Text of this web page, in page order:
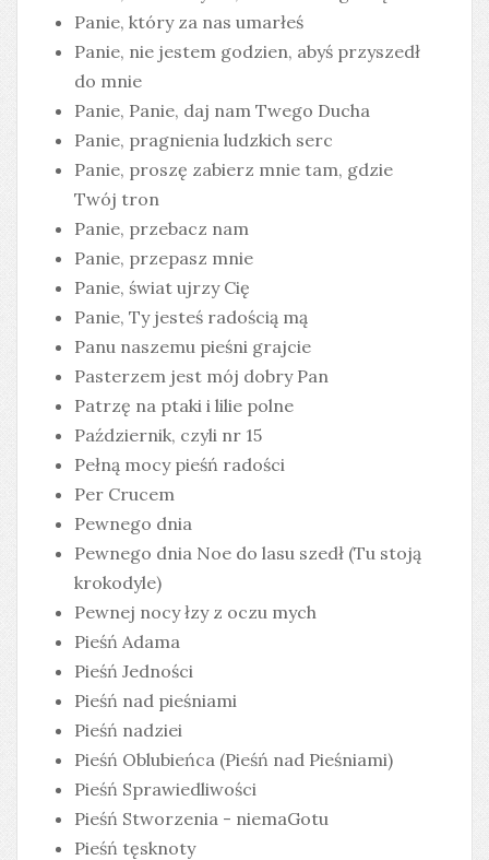
Panie, który za nas umarłeś
Panie, nie jestem godzien, abyś przyszedł
do mnie
Panie, Panie, daj nam Twego Ducha
Panie, pragnienia ludzkich serc
Panie, proszę zabierz mnie tam, gdzie
Twój tron
Panie, przebacz nam
Panie, przepasz mnie
Panie, świat ujrzy Cię
Panie, Ty jesteś radością mą
Panu naszemu pieśni grajcie
Pasterzem jest mój dobry Pan
Patrzę na ptaki i lilie polne
Październik, czyli nr 15
Pełną mocy pieśń radości
Per Crucem
Pewnego dnia
Pewnego dnia Noe do lasu szedł (Tu stoją
krokodyle)
Pewnej nocy łzy z oczu mych
Pieśń Adama
Pieśń Jedności
Pieśń nad pieśniami
Pieśń nadziei
Pieśń Oblubieńca (Pieśń nad Pieśniami)
Pieśń Sprawiedliwości
Pieśń Stworzenia - niemaGotu
Pieśń tęsknoty